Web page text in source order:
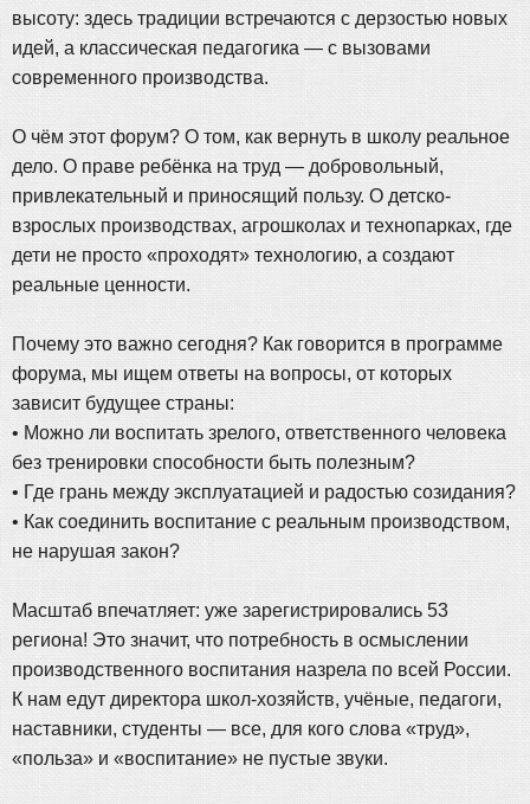
высоту: здесь традиции встречаются с дерзостью новых
идей, а классическая педагогика — с вызовами
современного производства.
О чём этот форум? О том, как вернуть в школу реальное
дело. О праве ребёнка на труд — добровольный,
привлекательный и приносящий пользу. О детско-
взрослых производствах, агрошколах и технопарках, где
дети не просто «проходят» технологию, а создают
реальные ценности.
Почему это важно сегодня? Как говорится в программе
форума, мы ищем ответы на вопросы, от которых
зависит будущее страны:
• Можно ли воспитать зрелого, ответственного человека
без тренировки способности быть полезным?
• Где грань между эксплуатацией и радостью созидания?
• Как соединить воспитание с реальным производством,
не нарушая закон?
Масштаб впечатляет: уже зарегистрировались 53
региона! Это значит, что потребность в осмыслении
производственного воспитания назрела по всей России.
К нам едут директора школ-хозяйств, учёные, педагоги,
наставники, студенты — все, для кого слова «труд»,
«польза» и «воспитание» не пустые звуки.